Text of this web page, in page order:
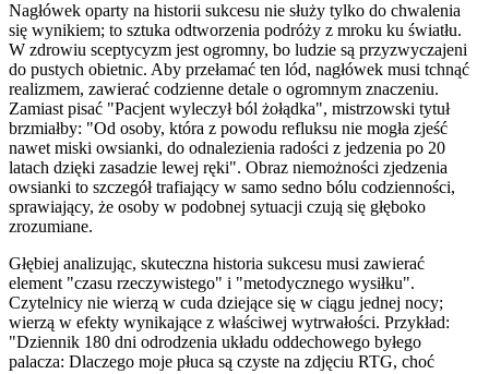
Nagłówek oparty na historii sukcesu nie służy tylko do chwalenia
się wynikiem; to sztuka odtworzenia podróży z mroku ku światłu.
W zdrowiu sceptycyzm jest ogromny, bo ludzie są przyzwyczajeni
do pustych obietnic. Aby przełamać ten lód, nagłówek musi tchnąć
realizmem, zawierać codzienne detale o ogromnym znaczeniu.
Zamiast pisać "Pacjent wyleczył ból żołądka", mistrzowski tytuł
brzmiałby: "Od osoby, która z powodu refluksu nie mogła zjeść
nawet miski owsianki, do odnalezienia radości z jedzenia po 20
latach dzięki zasadzie lewej ręki". Obraz niemożności zjedzenia
owsianki to szczegół trafiający w samo sedno bólu codzienności,
sprawiający, że osoby w podobnej sytuacji czują się głęboko
zrozumiane.
Głębiej analizując, skuteczna historia sukcesu musi zawierać
element "czasu rzeczywistego" i "metodycznego wysiłku".
Czytelnicy nie wierzą w cuda dziejące się w ciągu jednej nocy;
wierzą w efekty wynikające z właściwej wytrwałości. Przykład:
"Dziennik 180 dni odrodzenia układu oddechowego byłego
palacza: Dlaczego moje płuca są czyste na zdjęciu RTG, choć